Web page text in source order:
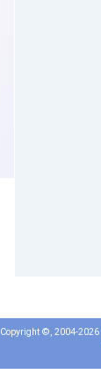
Copyright ©, 2004-2026